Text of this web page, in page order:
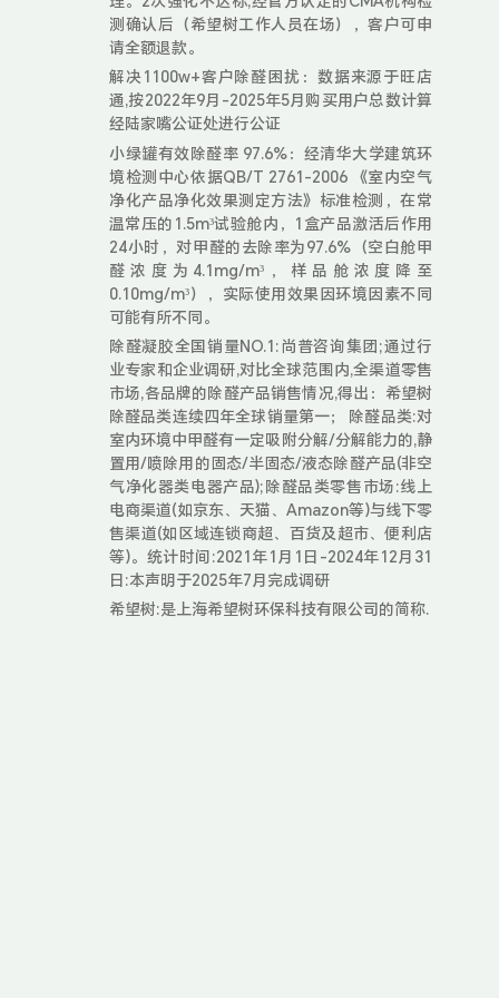
测确认后（希望树工作人员在场），客户可申
请全额退款。
解决1100w+客户除醛困扰：数据来源于旺店
通,按2022年9月-2025年5月购买用户总数计算
经陆家嘴公证处进行公证
小绿罐有效除醛率 97.6%：经清华大学建筑环
境检测中心依据QB/T 2761-2006 《室内空气
净化产品净化效果测定方法》标准检测，在常
温常压的1.5m³试验舱内，1盒产品激活后作用
24小时，对甲醛的去除率为97.6%（空白舱甲
醛浓度为4.1mg/m³，样品舱浓度降至
0.10mg/m³），实际使用效果因环境因素不同
可能有所不同。
除醛凝胶全国销量NO.1:尚普咨询集团;通过行
业专家和企业调研,对比全球范围内,全渠道零售
市场,各品牌的除醛产品销售情况,得出：希望树
除醛品类连续四年全球销量第一； 除醛品类:对
室内环境中甲醛有一定吸附分解/分解能力的,静
置用/喷除用的固态/半固态/液态除醛产品(非空
气净化器类电器产品);除醛品类零售市场:线上
电商渠道(如京东、天猫、Amazon等)与线下零
售渠道(如区域连锁商超、百货及超市、便利店
等)。统计时间:2021年1月1日-2024年12月31
日:本声明于2025年7月完成调研
希望树:是上海希望树环保科技有限公司的简称.